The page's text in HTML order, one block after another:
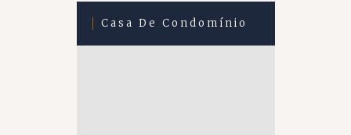
Casa De Condomínio